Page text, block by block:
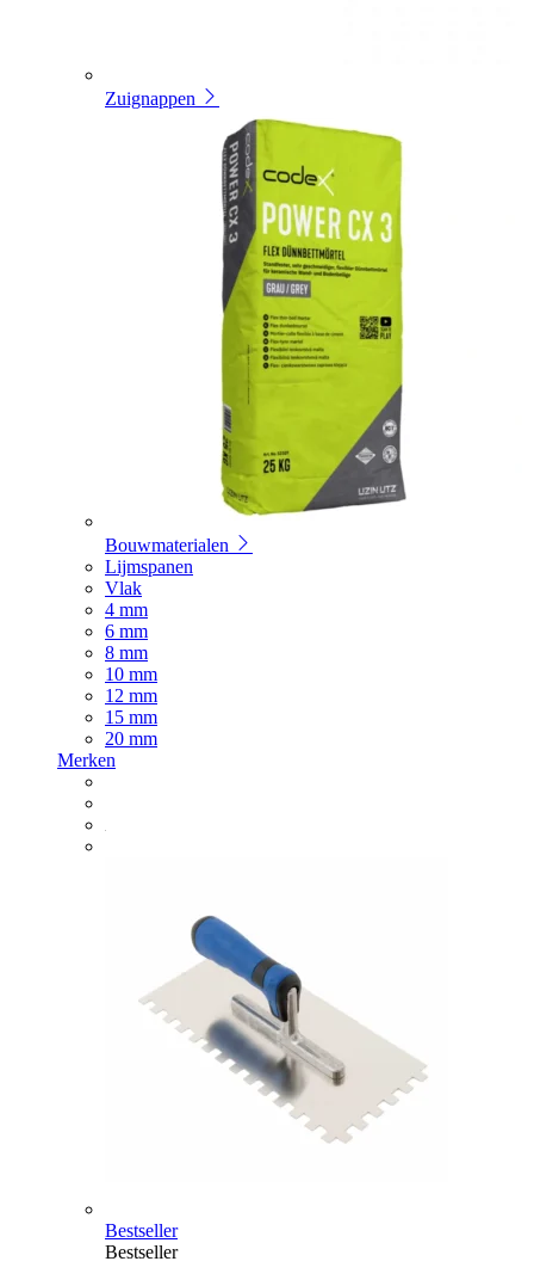
Zuignappen
Bouwmaterialen
Lijmspanen
Vlak
4 mm
6 mm
8 mm
10 mm
12 mm
15 mm
20 mm
Merken
Bestseller
Bestseller